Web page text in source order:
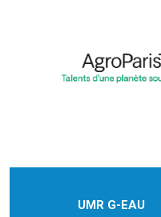
UMR G-EAU